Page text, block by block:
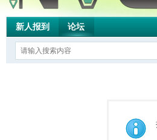
新人报到 论坛